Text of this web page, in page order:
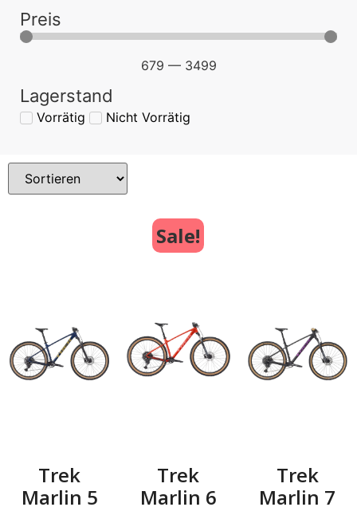
Preis
679 — 3499
Lagerstand
Vorrätig Nicht Vorrätig
Trek
Marlin 5
Sale!
Trek
Marlin 6
Trek
Marlin 7